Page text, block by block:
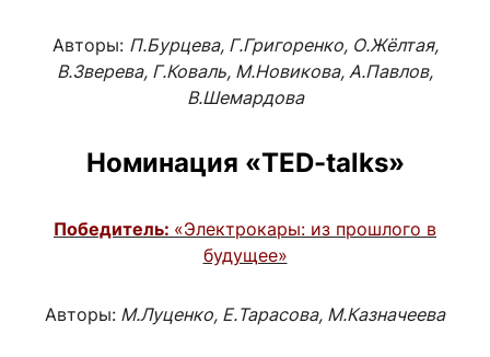
Авторы: П.Бурцева, Г.Григоренко, О.Жёлтая,
В.Зверева, Г.Коваль, М.Новикова, А.Павлов,
В.Шемардова
Номинация «TED-talks»
Победитель: «Электрокары: из прошлого в
будущее»
Авторы: М.Луценко, Е.Тарасова, М.Казначеева